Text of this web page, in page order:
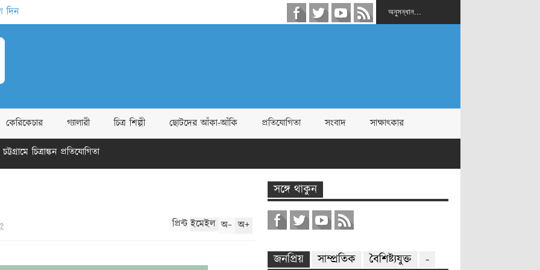
দিন
কেরিকেচার গ্যালারী চিত্র শিল্পী ছোটদের আঁকা-আঁকি প্রতিযোগিতা সংবাদ সাক্ষাৎকার
প্রতিযোগিতা
স্লোভাকিয়া
অ+
অ-
ইমেইল
প্রিন্ট
সঙ্গে থাকুন
জনপ্রিয় সাম্প্রতিক বৈশিষ্ট্যযুক্ত -